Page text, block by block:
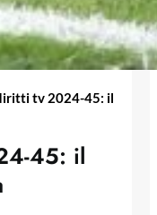
tv 2024-45: il
45: il